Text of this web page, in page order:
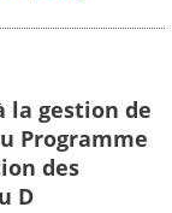
la gestion de
Programme
des
D